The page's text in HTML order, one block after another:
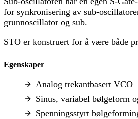
for synkronisering av sub-
grunnoscillator og sub.
STO er konstruert for å være både
Egenskaper
Analog trekantbasert VCO
Sinus, variabel bølgeform
Spenningsstyrt